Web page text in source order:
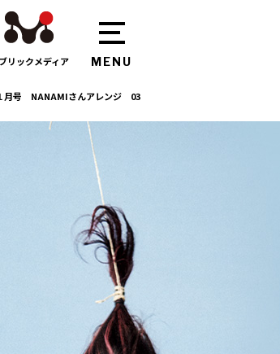
リックメディア
月号 NANAMIさんアレンジ 03